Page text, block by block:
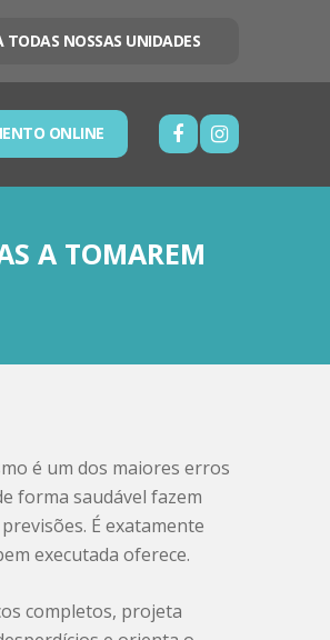
TODAS NOSSAS UNIDADES
ONLINE
A TOMAREM
é um dos maiores erros
forma saudável fazem
É exatamente
executada oferece.
completos, projeta